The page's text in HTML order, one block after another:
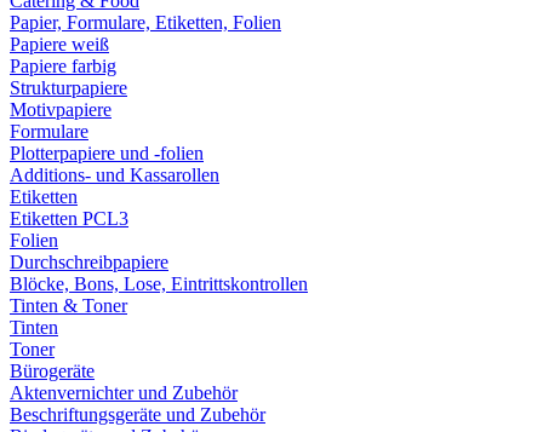
Papier, Formulare, Etiketten, Folien
Papiere weiß
Papiere farbig
Strukturpapiere
Motivpapiere
Formulare
Plotterpapiere und -folien
Additions- und Kassarollen
Etiketten
Etiketten PCL3
Folien
Durchschreibpapiere
Blöcke, Bons, Lose, Eintrittskontrollen
Tinten & Toner
Tinten
Toner
Bürogeräte
Aktenvernichter und Zubehör
Beschriftungsgeräte und Zubehör